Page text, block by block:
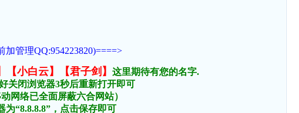
管理QQ:954223820)====>
小白云】【君子剑】
这里期待有您的名字.
关闭浏览器3秒后重新打开即可
网络已全面屏蔽六合网站）
“8.8.8.8”，点击保存即可